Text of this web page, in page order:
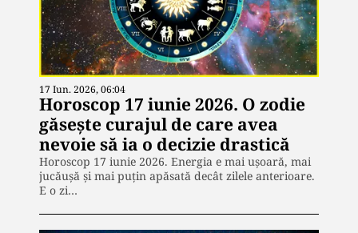
17 Iun. 2026, 06:04
Horoscop 17 iunie 2026. O zodie
găsește curajul de care avea
nevoie să ia o decizie drastică
Horoscop 17 iunie 2026. Energia e mai ușoară, mai
jucăușă și mai puțin apăsată decât zilele anterioare.
E o zi…